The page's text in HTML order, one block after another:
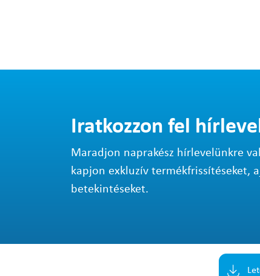
Iratkozzon fel
Maradjon naprakész hírlevelünkre
kapjon exkluzív termékfrissítéseket,
betekintéseket.